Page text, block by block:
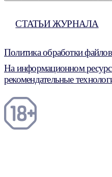
СТАТЬИ ЖУРНАЛА
Политика обработки
На информационном
рекомендательные